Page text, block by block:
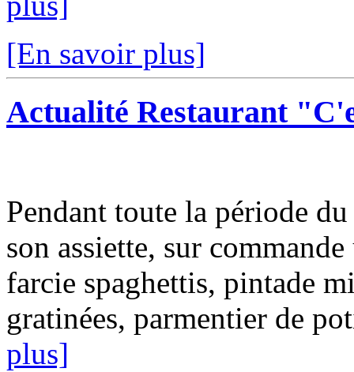
[En savoir plus]
Actualité Restaurant
Pendant toute la période
son assiette, sur
farcie spaghettis, pintade
gratinées, parmentier de
plus]